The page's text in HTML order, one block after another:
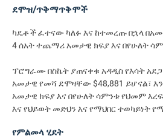
ደሞዝ/ጥቅማጥቅሞች
ካዴቶች ፈተናው ካለፉ እና ከተመረጡ በኋላ
4 ሰአት ተጨማሪ አመታዊ ክፍያ እና በየሁለት
ፕሮግራሙ በስኬት ያጠናቀቁ አዳዲስ የእሳት
አመታዊ የመሻ ደሞዛቸው $48,881 ይሆናል፣
አመታዊ ክፍያ እና በየሁለት ሳምንቱ የህመም
እና የህይወት መድህን እና የማህበር ተወካይነት
የምልመላ ሂደት